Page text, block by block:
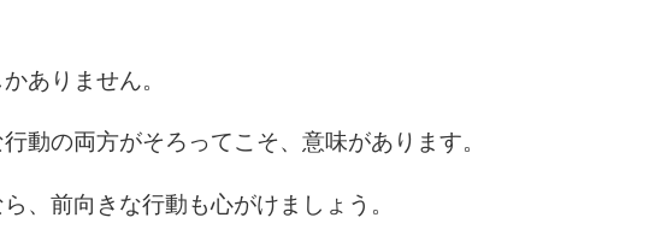
ありません。
動の両方がそろってこそ、意味があります。
、前向きな行動も心がけましょう。